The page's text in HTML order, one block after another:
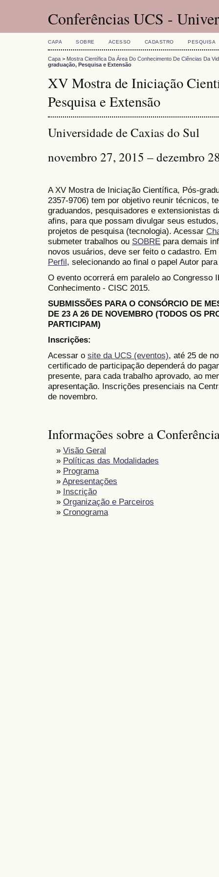
Conferências UCS -
CAPA SOBRE ACESSO CADASTRO PESQUISA
Capa > Mostra Científica Da Área Do Conhecimento De Ciências Da
graduação, Pesquisa e Extensão
XV Mostra de Iniciação
Pesquisa e Extensão
Universidade de Caxias do Sul
novembro 27, 2015 – dezembro
A XV Mostra de Iniciação Científica, Pós-
2357-9706) tem por objetivo reunir técnicos,
graduandos, pesquisadores e extensionistas
afins, para que possam divulgar seus
projetos de pesquisa (tecnologia). Acessar
submeter trabalhos ou SOBRE para demais
novos usuários, deve ser feito o cadastro.
Perfil, selecionando ao final o papel Autor
O evento ocorrerá em paralelo ao Congresso
Conhecimento - CISC 2015.
SUBMISSÕES PARA O CONSÓRCIO DE
DE 23 A 26 DE NOVEMBRO (TODOS OS
PARTICIPAM)
Inscrições:
Acessar o site da UCS (eventos), até 25 de
certificado de participação dependerá do
presente, para cada trabalho aprovado, ao
apresentação. Inscrições presenciais na
de novembro.
Informações sobre a
» Visão Geral
» Políticas das Modalidades
» Programa
» Apresentações
» Inscrição
» Organização e Parceiros
» Cronograma